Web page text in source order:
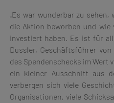
„Es war wunderbar zu
die Aktion beworben und
investiert haben. Es ist für
Dussler, Geschäftsführer
des Spendenschecks im Wert
ein kleiner Ausschnitt aus
verbergen sich viele
Organisationen, viele